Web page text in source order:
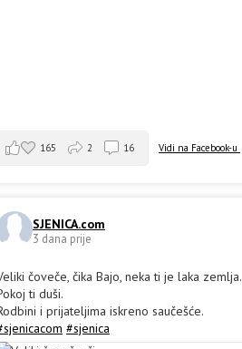
Vidi na Facebook-u
165 2 16
SJENICA.com
3 dana prije
čoveče, čika Bajo, neka ti je laka zemlja.
ti duši.
i prijateljima iskreno saučešće.
#sjenica